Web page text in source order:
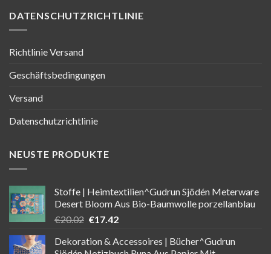
DATENSCHUTZRICHTLINIE
Richtlinie Versand
Geschäftsbedingungen
Versand
Datenschutzrichtlinie
NEUSTE PRODUKTE
Stoffe | Heimtextilien^Gudrun Sjödén Meterware
Desert Bloom Aus Bio-Baumwolle porzellanblau
€20.02 Ursprünglicher
war:
€17.42Aktueller
ist:
Dekoration & Accessoires | Bücher^Gudrun